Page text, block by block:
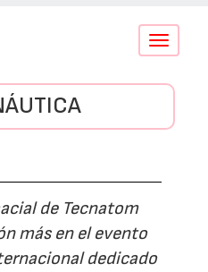
Conmutar
de Tecnatom
más en el evento
dedicado